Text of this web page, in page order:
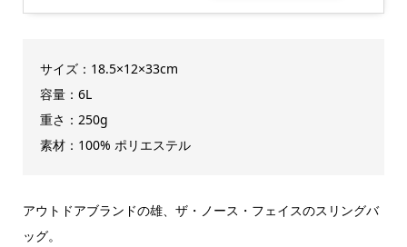
サイズ：18.5×12×33cm
容量：6L
重さ：250g
素材：100% ポリエステル
アウトドアブランドの雄、ザ・ノース・フェイスのスリングバ
ッグ。